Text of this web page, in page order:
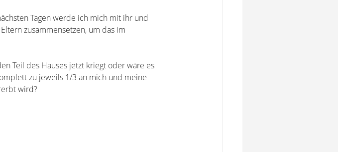
Tagen werde ich mich mit ihr und
zusammensetzen, um das im
Teil des Hauses jetzt kriegt oder wäre es
zu jeweils 1/3 an mich und meine
wird?